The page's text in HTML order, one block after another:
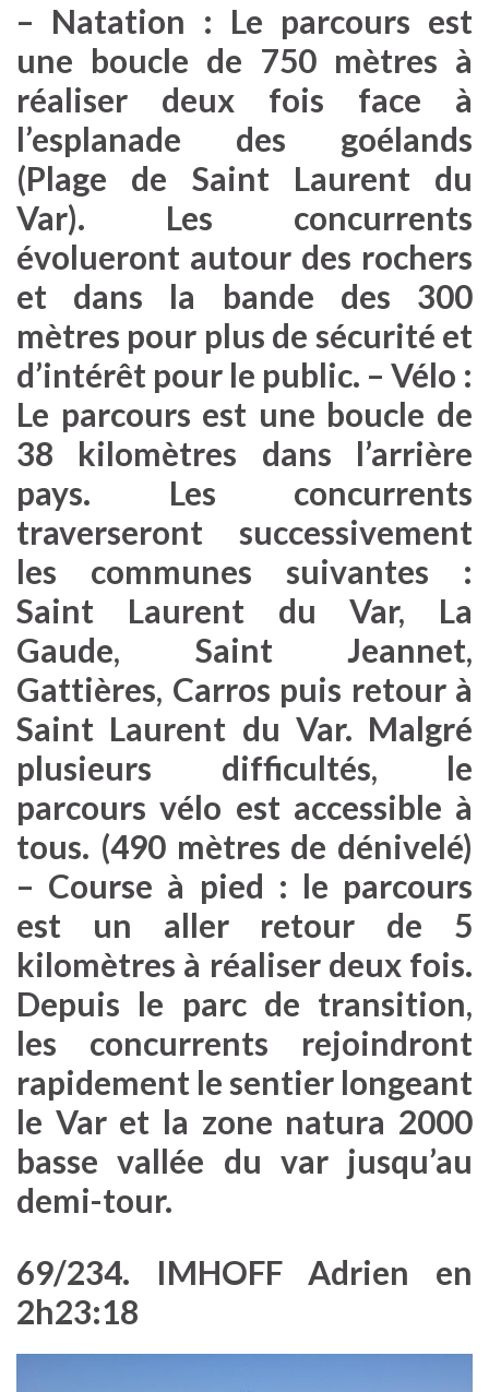
– Natation : Le parcours est
une boucle de 750 mètres à
réaliser deux fois face à
l’esplanade des goélands
(Plage de Saint Laurent du
Var). Les concurrents
évolueront autour des rochers
et dans la bande des 300
mètres pour plus de sécurité et
d’intérêt pour le public. – Vélo :
Le parcours est une boucle de
38 kilomètres dans l’arrière
pays. Les concurrents
traverseront successivement
les communes suivantes :
Saint Laurent du Var, La
Gaude, Saint Jeannet,
Gattières, Carros puis retour à
Saint Laurent du Var. Malgré
plusieurs difficultés, le
parcours vélo est accessible à
tous. (490 mètres de dénivelé)
– Course à pied : le parcours
est un aller retour de 5
kilomètres à réaliser deux fois.
Depuis le parc de transition,
les concurrents rejoindront
rapidement le sentier longeant
le Var et la zone natura 2000
basse vallée du var jusqu’au
demi-tour.
69/234. IMHOFF Adrien en
2h23:18